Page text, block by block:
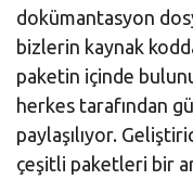
dokümantasyon
bizlerin kaynak
paketin içinde
herkes tarafından
paylaşılıyor.
çeşitli paketleri bir